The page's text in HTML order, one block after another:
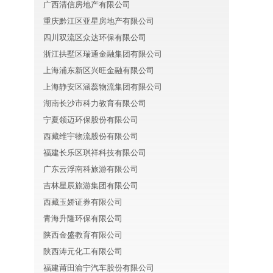
广西清信房地产有限公司
重庆黔江区亚星房地产有限公司
四川双流区众达环保有限公司
浙江拱墅区瑞通金融集团有限公司
上海浦东新区兴旺金融有限公司
上海静安区涵蕊物流集团有限公司
湖南长沙市科力教育有限公司
宁夏领迈环保股份有限公司
西藏维宇物流股份有限公司
福建长乐区琪祥科技有限公司
广东云浮南科旅游有限公司
吉林星辰旅游集团有限公司
西藏玉娇证券有限公司
青海升隆环保有限公司
陕西金盛教育有限公司
陕西涛元化工有限公司
福建莆田渝宁汽车股份有限公司